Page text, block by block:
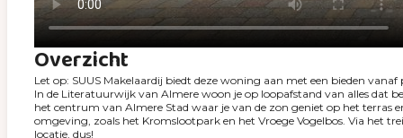
Overzicht
Let op: SUUS Makelaardij biedt deze woning aan met een bieden vanaf
In de Literatuurwijk van Almere woon je op loopafstand van alles dat
het centrum van Almere Stad waar je van de zon geniet op het terras
omgeving, zoals het Kromslootpark en het Vroege Vogelbos. Via het
locatie, dus!